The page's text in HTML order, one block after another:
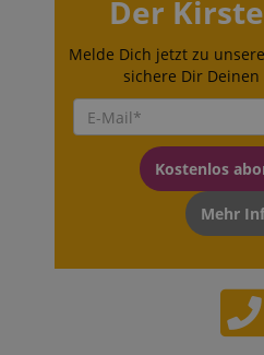
Der
Melde Dich jetzt zu
sichere Dir Deinen
Kostenlos
Mehr
91347
Datenschutzerklärung